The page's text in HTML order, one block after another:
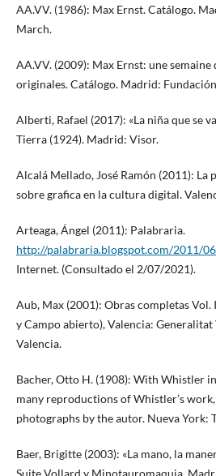
AA.VV. (1986): Max Ernst. Catálogo.
March.
AA.VV. (2009): Max Ernst: une semaine
originales. Catálogo. Madrid:
Alberti, Rafael (2017): «La niña que se
Tierra (1924). Madrid: Visor.
Alcalá Mellado, José Ramón (2011): La
sobre grafica en la cultura digital.
Arteaga, Ángel (2011): Palabraria.
http://palabraria.blogspot.com/2011/
Internet. (Consultado el 2/07/2021).
Aub, Max (2001): Obras completas
y Campo abierto), Valencia:
Valencia.
Bacher, Otto H. (1908): With Whistler
many reproductions of Whistler’s
photographs by the autor. Nueva York:
Baer, Brigitte (2003): «La mano, la
Suite Vollard y Minotauromaquia.